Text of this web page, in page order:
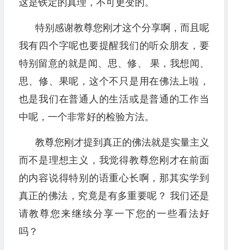
这是铁定的真理，不可更变的。
特别感谢教尊您刚才这个分享啊，而且呢
我有四个字呢也要提醒我们的听众朋友，要
特别留意的就是闻、思、修、 果，我想闻、
思、修、果呢，这个不只是用在佛法上啦，
也是我们在普通人的生活或是普通的工作当
中呢，一个非常好的检验方法。
教尊您刚才提到真正的佛法就是实量主义
而不是理想主义，我觉得教尊您刚才在前面
的内容说得特别的语重心长啊，那其实学到
真正的佛法，究竟是有多重要呢？ 我们还是
请教尊您来继续分享一下您的一些看法好
吗？